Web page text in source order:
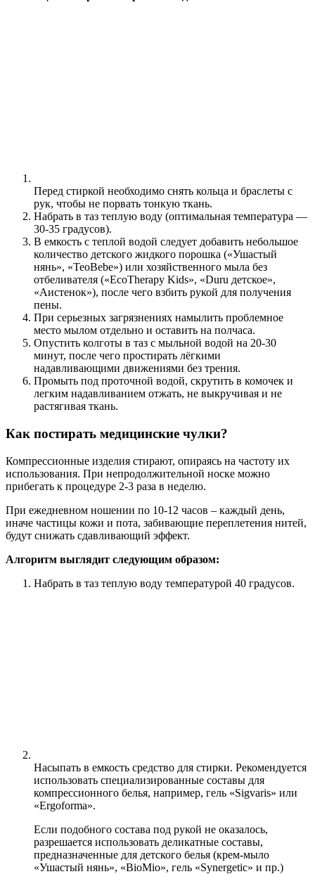
Перед стиркой необходимо снять кольца и браслеты с
рук, чтобы не порвать тонкую ткань.
Набрать в таз теплую воду (оптимальная температура —
30-35 градусов).
В емкость с теплой водой следует добавить небольшое
количество детского жидкого порошка («Ушастый
нянь», «TeoBebe») или хозяйственного мыла без
отбеливателя («EcoTherapy Kids», «Duru детское»,
«Аистенок»), после чего взбить рукой для получения
пены.
При серьезных загрязнениях намылить проблемное
место мылом отдельно и оставить на полчаса.
Опустить колготы в таз с мыльной водой на 20-30
минут, после чего простирать лёгкими
надавливающими движениями без трения.
Промыть под проточной водой, скрутить в комочек и
легким надавливанием отжать, не выкручивая и не
растягивая ткань.
Как постирать медицинские чулки?
Компрессионные изделия стирают, опираясь на частоту их
использования. При непродолжительной носке можно
прибегать к процедуре 2-3 раза в неделю.
При ежедневном ношении по 10-12 часов – каждый день,
иначе частицы кожи и пота, забивающие переплетения нитей,
будут снижать сдавливающий эффект.
Алгоритм выглядит следующим образом:
Набрать в таз теплую воду температурой 40 градусов.
Насыпать в емкость средство для стирки. Рекомендуется
использовать специализированные составы для
компрессионного белья, например, гель «Sigvaris» или
«Ergoforma».
Если подобного состава под рукой не оказалось,
разрешается использовать деликатные составы,
предназначенные для детского белья (крем-мыло
«Ушастый нянь», «BioMio», гель «Synergetic» и пр.)